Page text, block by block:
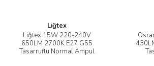
Liğtex
Liğtex 15W 220-240V
650LM 2700K E27 G55
Tasarruflu Normal Ampul